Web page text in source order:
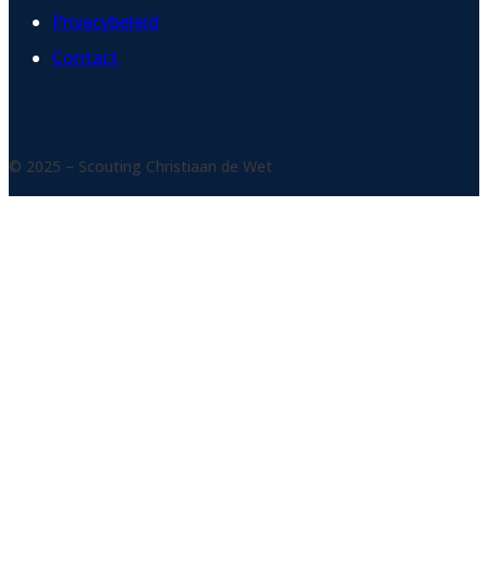
Privacybeleid
Contact
© 2025 – Scouting Christiaan de Wet